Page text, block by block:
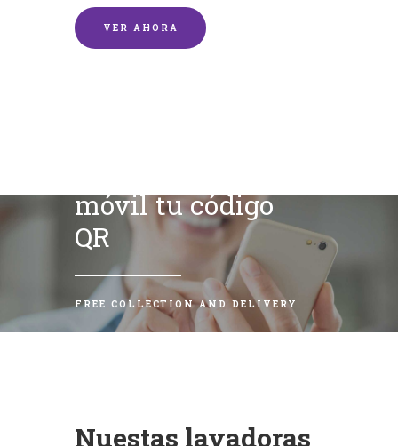
VER AHORA
móvil tu código
QR
FREE COLLECTION AND DELIVERY
Nuestas lavadoras